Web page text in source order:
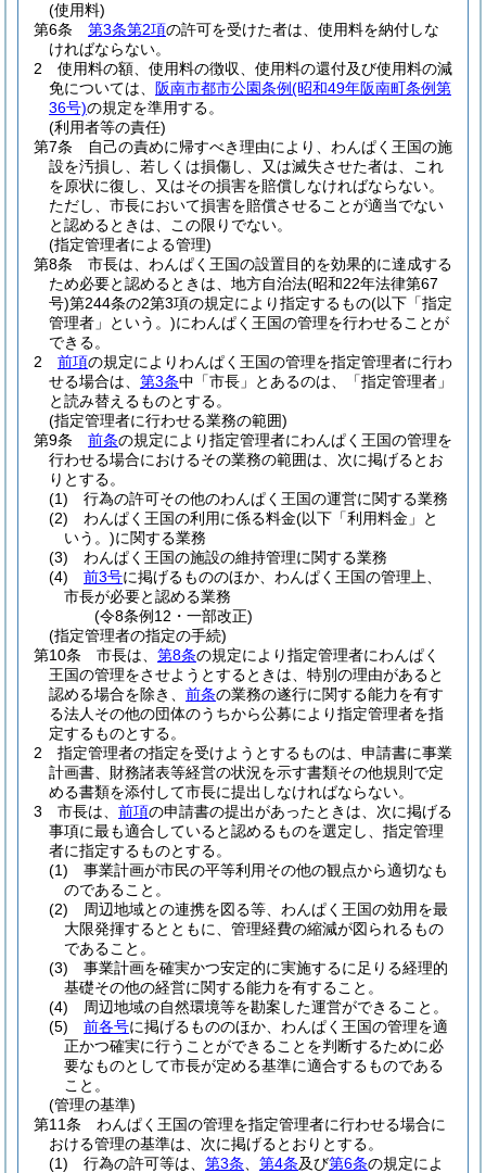
(使用料)
第6条
第3条第2項の許可を受けた者は、使用料を納付しな
ければならない。
2
使用料の額、使用料の徴収、使用料の還付及び使用料の減
免については、
阪南市都市公園条例(昭和49年阪南町条例第
36号)の規定を準用する。
(利用者等の責任)
第7条
自己の責めに帰すべき理由により、わんぱく王国の施
設を汚損し、若しくは損傷し、又は滅失させた者は、これ
を原状に復し、又はその損害を賠償しなければならない。
ただし、市長において損害を賠償させることが適当でない
と認めるときは、この限りでない。
(指定管理者による管理)
第8条
市長は、わんぱく王国の設置目的を効果的に達成する
ため必要と認めるときは、地方自治法(昭和22年法律第67
号)第244条の2第3項の規定により指定するもの(以下「指定
管理者」という。)にわんぱく王国の管理を行わせることが
できる。
2
前項の規定によりわんぱく王国の管理を指定管理者に行わ
せる場合は、 第3条中「市長」とあるのは、「指定管理者」
と読み替えるものとする。
(指定管理者に行わせる業務の範囲)
第9条
前条の規定により指定管理者にわんぱく王国の管理を
行わせる場合におけるその業務の範囲は、次に掲げるとお
りとする。
(1)
行為の許可その他のわんぱく王国の運営に関する業務
(2)
わんぱく王国の利用に係る料金(以下「利用料金」と
いう。)に関する業務
(3)
わんぱく王国の施設の維持管理に関する業務
(4)
前3号に掲げるもののほか、わんぱく王国の管理上、
市長が必要と認める業務
(令8条例12・一部改正)
(指定管理者の指定の手続)
第10条
市長は、 第8条の規定により指定管理者にわんぱく
王国の管理をさせようとするときは、特別の理由があると
認める場合を除き、 前条の業務の遂行に関する能力を有す
る法人その他の団体のうちから公募により指定管理者を指
定するものとする。
2
指定管理者の指定を受けようとするものは、申請書に事業
計画書、財務諸表等経営の状況を示す書類その他規則で定
める書類を添付して市長に提出しなければならない。
3
市長は、 前項の申請書の提出があったときは、次に掲げる
事項に最も適合していると認めるものを選定し、指定管理
者に指定するものとする。
(1)
事業計画が市民の平等利用その他の観点から適切なも
のであること。
(2)
周辺地域との連携を図る等、わんぱく王国の効用を最
大限発揮するとともに、管理経費の縮減が図られるもの
であること。
(3)
事業計画を確実かつ安定的に実施するに足りる経理的
基礎その他の経営に関する能力を有すること。
(4)
周辺地域の自然環境等を勘案した運営ができること。
(5)
前各号に掲げるもののほか、わんぱく王国の管理を適
正かつ確実に行うことができることを判断するために必
要なものとして市長が定める基準に適合するものである
こと。
(管理の基準)
第11条
わんぱく王国の管理を指定管理者に行わせる場合に
おける管理の基準は、次に掲げるとおりとする。
(1)
行為の許可等は、 第3条 第4条及び第6条の規定によ